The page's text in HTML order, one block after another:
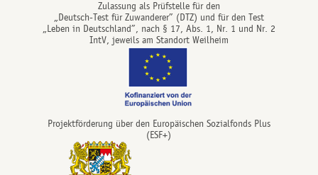
Zulassung als Prüfstelle für den
„Deutsch-Test für Zuwanderer” (DTZ) und für den Test
„Leben in Deutschland”, nach § 17, Abs. 1, Nr. 1 und Nr. 2
IntV, jeweils am Standort Weilheim
Projektförderung über den Europäischen Sozialfonds Plus
(ESF+)